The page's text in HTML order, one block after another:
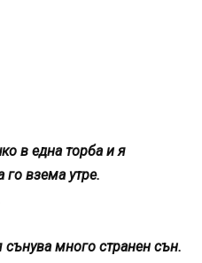
в една торба и я
взема утре.
сънува много странен сън.